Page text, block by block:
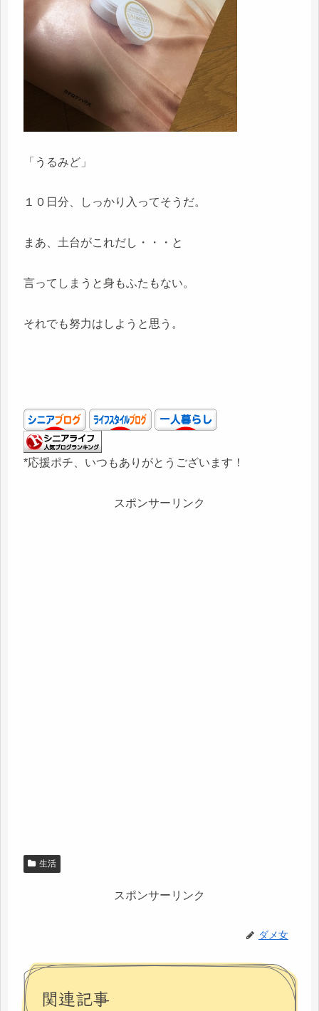
「うるみど」
１０日分、しっかり入ってそうだ。
まあ、土台がこれだし・・・と
言ってしまうと身もふたもない。
それでも努力はしようと思う。
*応援ポチ、いつもありがとうございます！
スポンサーリンク
生活
スポンサーリンク
ダメ女
関連記事